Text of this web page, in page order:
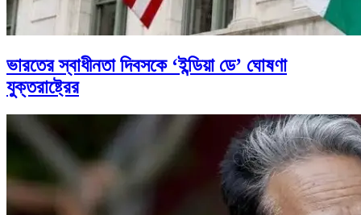
ভারতের স্বাধীনতা দিবসকে ‘ইন্ডিয়া ডে’ ঘোষণা
যুক্তরাষ্ট্রের